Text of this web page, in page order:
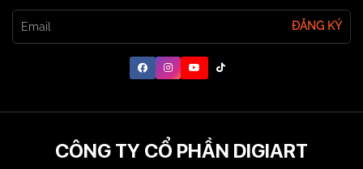
ĐĂNG KÝ
CÔNG TY CỔ PHẦN DIGIART